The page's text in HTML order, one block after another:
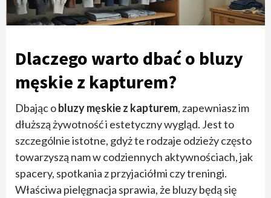
Dlaczego warto dbać o bluzy
męskie z kapturem?
Dbając obluzy męskie z kapturem, zapewniasz im
dłuższą żywotność i estetyczny wygląd. Jest to
szczególnie istotne, gdyż te rodzaje odzieży często
towarzyszą nam w codziennych aktywnościach, jak
spacery, spotkania z przyjaciółmi czy treningi.
Właściwa pielęgnacja sprawia, że bluzy będą się